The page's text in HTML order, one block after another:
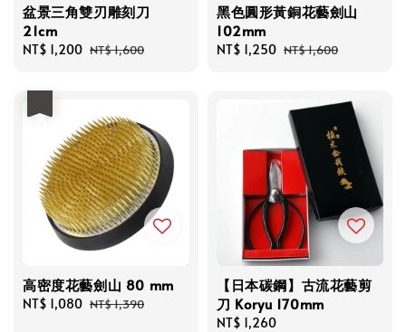
盆景三角雙刃雕刻刀
21cm
Sale
NT$ 1,200 Regular
NT$ 1,600
黑色圓形黃銅花藝劍山
102mm
Sale
NT$ 1,250 Regular
NT$ 1,600
高密度花藝劍山 80 mm
Sale
NT$ 1,080 Regular
NT$ 1,390
【日本碳鋼】古流花藝剪
刀 Koryu 170mm
Regular
NT$ 1,260